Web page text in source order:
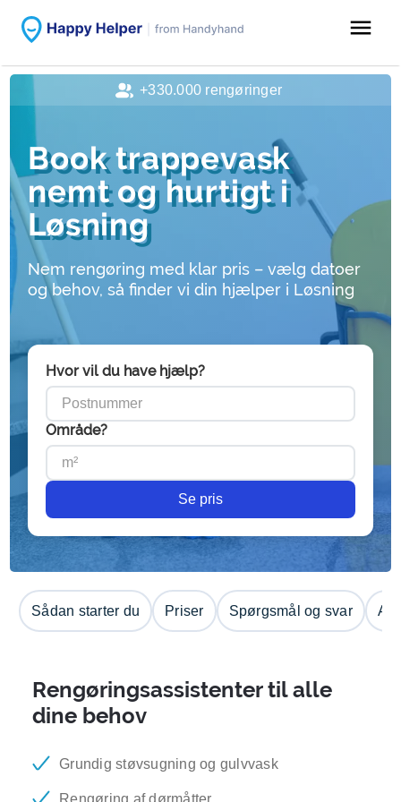
menu
Book trappevask
nemt og hurtigt i
Løsning
Nem rengøring med klar pris – vælg datoer
og behov, så finder vi din hjælper i Løsning
Hvor vil du have hjælp?
Område?
Se pris
Sådan starter du Priser Spørgsmål og svar
Rengøringsassistenter til alle
dine behov
Grundig støvsugning og gulvvask
Rengøring af dørmåtter
+330.000 rengøringer